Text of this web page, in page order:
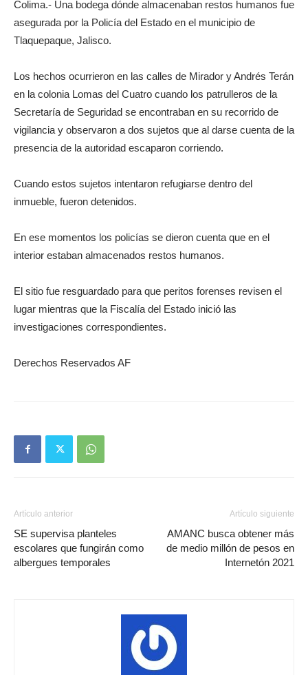
Colima.- Una bodega dónde almacenaban restos humanos fue
asegurada por la Policía del Estado en el municipio de
Tlaquepaque, Jalisco.
Los hechos ocurrieron en las calles de Mirador y Andrés Terán
en la colonia Lomas del Cuatro cuando los patrulleros de la
Secretaría de Seguridad se encontraban en su recorrido de
vigilancia y observaron a dos sujetos que al darse cuenta de la
presencia de la autoridad escaparon corriendo.
Cuando estos sujetos intentaron refugiarse dentro del
inmueble, fueron detenidos.
En ese momentos los policías se dieron cuenta que en el
interior estaban almacenados restos humanos.
El sitio fue resguardado para que peritos forenses revisen el
lugar mientras que la Fiscalía del Estado inició las
investigaciones correspondientes.
Derechos Reservados AF
Artículo anterior
SE supervisa planteles
escolares que fungirán como
albergues temporales
Artículo siguiente
AMANC busca obtener más
de medio millón de pesos en
Internetón 2021